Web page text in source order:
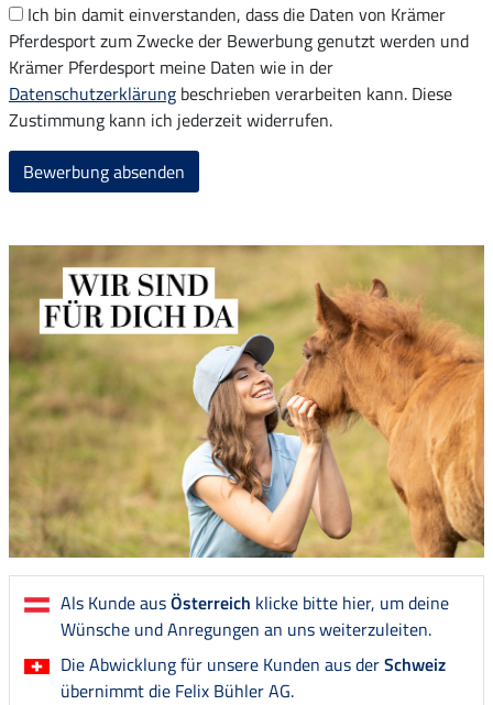
Ich bin damit einverstanden, dass die Daten von Krämer
Pferdesport zum Zwecke der Bewerbung genutzt werden und
Krämer Pferdesport meine Daten wie in der
Datenschutzerklärung beschrieben verarbeiten kann. Diese
Zustimmung kann ich jederzeit widerrufen.
Bewerbung absenden
Als Kunde ausÖsterreich klicke bitte hier, um deine
Wünsche und Anregungen an uns weiterzuleiten.
Die Abwicklung für unsere Kunden aus derSchweiz
übernimmt die Felix Bühler AG.